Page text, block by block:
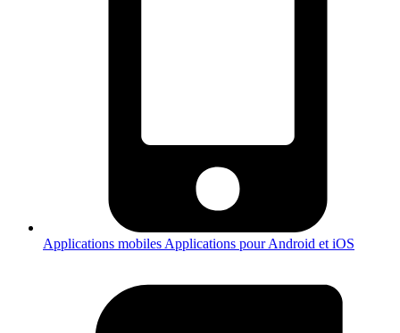
Applications mobiles Applications pour Android et iOS